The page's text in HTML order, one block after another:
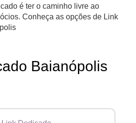
é ter o caminho livre ao
Conheça as opções de Link
Baianópolis